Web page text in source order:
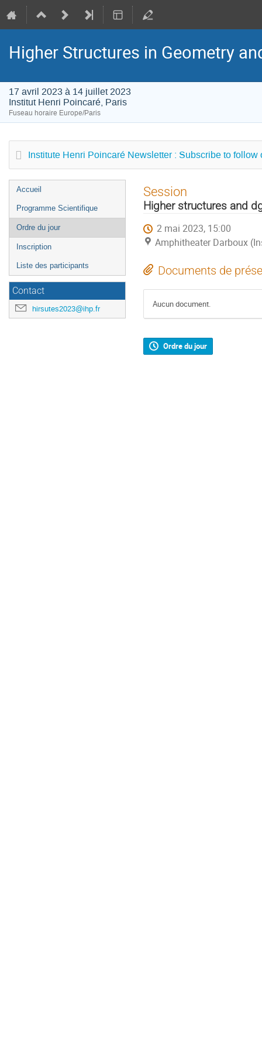
Higher Structures in Geometry
17 avril 2023 à 14 juillet 2023
Institut Henri Poincaré, Paris
Fuseau horaire Europe/Paris
Institute Henri Poincaré Newsletter : Subscribe to follow
Menu
de
l'événement
Accueil
Programme Scientifique
Ordre du jour
Inscription
Liste des participants
Contact
hirsutes2023@ihp.fr
Session
Higher structures and
2 mai 2023, 15:00
Amphitheater Darboux
Documents de
Aucun document.
Ordre du jour